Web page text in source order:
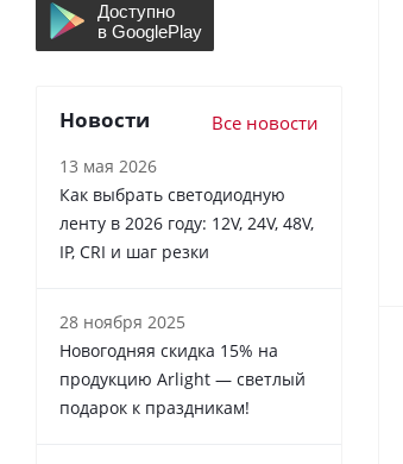
Новости Все новости
13 мая 2026
Как выбрать светодиодную
ленту в 2026 году: 12V, 24V, 48V,
IP, CRI и шаг резки
28 ноября 2025
Новогодняя скидка 15% на
продукцию Arlight — светлый
подарок к праздникам!